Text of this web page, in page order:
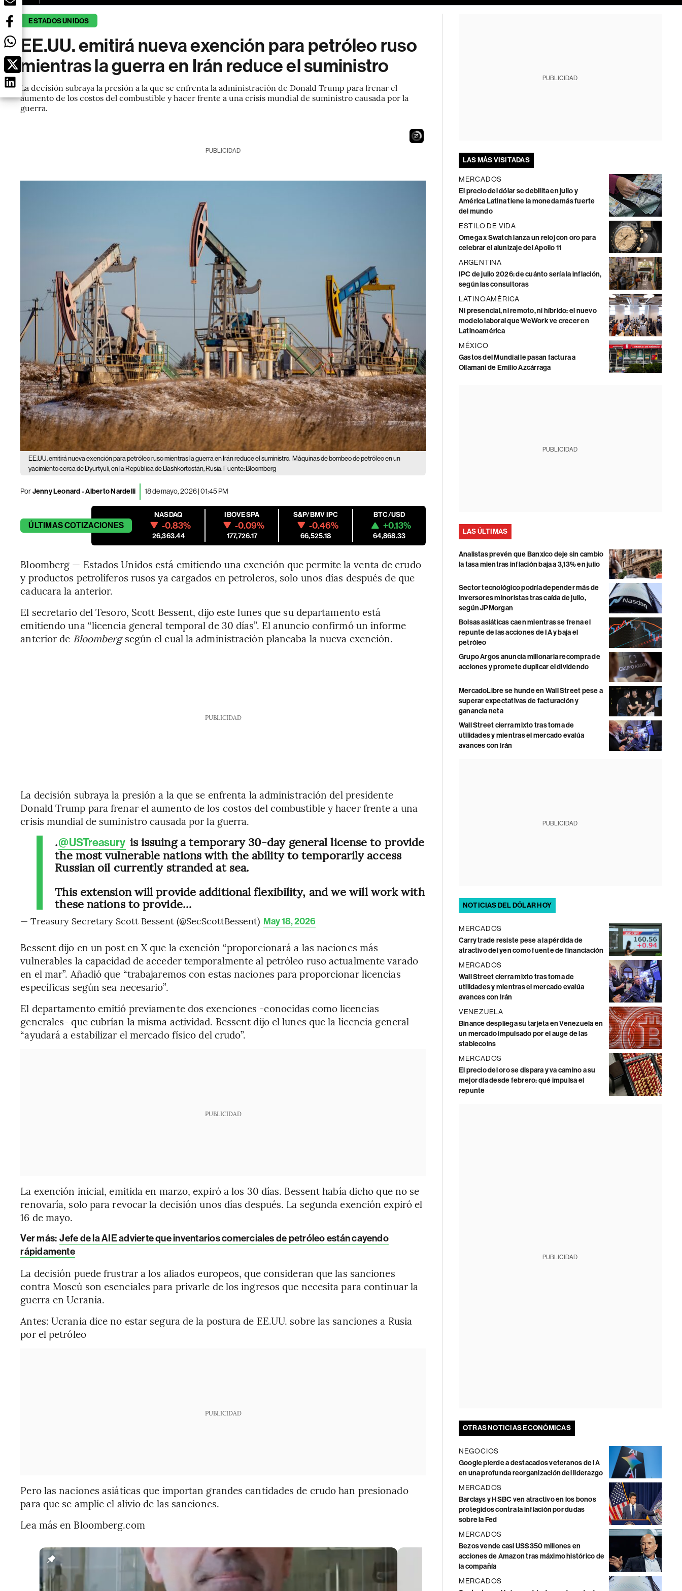
ESTADOS UNIDOS
EE.UU. emitirá nueva exención para petróleo ruso
mientras la guerra en Irán reduce el suministro
La decisión subraya la presión a la que se enfrenta la administración de Donald Trump para frenar el
aumento de los costos del combustible y hacer frente a una crisis mundial de suministro causada por la
guerra.
20
PUBLICIDAD
EE.UU. emitirá nueva exención para petróleo ruso mientras la guerra en Irán reduce el suministro. Máquinas de bombeo de petróleo en un
yacimiento cerca de Dyurtyuli, en la República de Bashkortostán, Rusia. Fuente: Bloomberg
PorJenny Leonard - Alberto Nardelli 18 de mayo, 2026 | 01:45 PM
ÚLTIMASCOTIZACIONES
NASDAQ
-0.83%
26,363.44
IBOVESPA
-0.09%
177,726.17
S&P/BMV IPC
-0.46%
66,525.18
BTC/USD
+0.13%
64,868.33
Bloomberg — Estados Unidos está emitiendo una exención que permite la venta de crudo
y productos petrolíferos rusos ya cargados en petroleros, solo unos días después de que
caducara la anterior.
El secretario del Tesoro, Scott Bessent, dijo este lunes que su departamento está
emitiendo una “licencia general temporal de 30 días”. El anuncio confirmó un informe
anterior de Bloombergsegún el cual la administración planeaba la nueva exención.
PUBLICIDAD
La decisión subraya la presión a la que se enfrenta la administración del presidente
Donald Trump para frenar el aumento de los costos del combustible y hacer frente a una
crisis mundial de suministro causada por la guerra.
.@USTreasury is issuing a temporary 30-day general license to provide
the most vulnerable nations with the ability to temporarily access
Russian oil currently stranded at sea.
This extension will provide additional flexibility, and we will work with
these nations to provide…
— Treasury Secretary Scott Bessent (@SecScottBessent) May 18, 2026
Bessent dijo en un post en X que la exención “proporcionará a las naciones más
vulnerables la capacidad de acceder temporalmente al petróleo ruso actualmente varado
en el mar”. Añadió que “trabajaremos con estas naciones para proporcionar licencias
específicas según sea necesario”.
El departamento emitió previamente dos exenciones -conocidas como licencias
generales- que cubrían la misma actividad. Bessent dijo el lunes que la licencia general
“ayudará a estabilizar el mercado físico del crudo”.
PUBLICIDAD
La exención inicial, emitida en marzo, expiró a los 30 días. Bessent había dicho que no se
renovaría, solo para revocar la decisión unos días después. La segunda exención expiró el
16 de mayo.
Ver más: Jefe de la AIE advierte que inventarios comerciales de petróleo están cayendo
rápidamente
La decisión puede frustrar a los aliados europeos, que consideran que las sanciones
contra Moscú son esenciales para privarle de los ingresos que necesita para continuar la
guerra en Ucrania.
Antes: Ucrania dice no estar segura de la postura de EE.UU. sobre las sanciones a Rusia
por el petróleo
PUBLICIDAD
Pero las naciones asiáticas que importan grandes cantidades de crudo han presionado
para que se amplíe el alivio de las sanciones.
Lea más en Bloomberg.com
PUBLICIDAD
LAS MÁS VISITADAS
MERCADOS
El precio del dólar se debilita en julio y
América Latina tiene la moneda más fuerte
del mundo
ESTILO DE VIDA
Omega x Swatch lanza un reloj con oro para
celebrar el alunizaje del Apollo 11
ARGENTINA
IPC de julio 2026: de cuánto sería la inflación,
según las consultoras
LATINOAMÉRICA
Ni presencial, ni remoto, ni híbrido: el nuevo
modelo laboral que WeWork ve crecer en
Latinoamérica
MÉXICO
Gastos del Mundial le pasan factura a
Ollamani de Emilio Azcárraga
PUBLICIDAD
LAS ÚLTIMAS
Analistas prevén que Banxico deje sin cambio
la tasa mientras inflación baja a 3,13% en julio
Sector tecnológico podría depender más de
inversores minoristas tras caída de julio,
según JPMorgan
Bolsas asiáticas caen mientras se frena el
repunte de las acciones de IA y baja el
petróleo
Grupo Argos anuncia millonaria recompra de
acciones y promete duplicar el dividendo
MercadoLibre se hunde en Wall Street pese a
superar expectativas de facturación y
ganancia neta
Wall Street cierra mixto tras toma de
utilidades y mientras el mercado evalúa
avances con Irán
PUBLICIDAD
NOTICIAS DEL DÓLAR HOY
MERCADOS
Carry trade resiste pese a la pérdida de
atractivo del yen como fuente de financiación
MERCADOS
Wall Street cierra mixto tras toma de
utilidades y mientras el mercado evalúa
avances con Irán
VENEZUELA
Binance despliega su tarjeta en Venezuela en
un mercado impulsado por el auge de las
stablecoins
MERCADOS
El precio del oro se dispara y va camino a su
mejor día desde febrero: qué impulsa el
repunte
PUBLICIDAD
OTRAS NOTICIAS ECONÓMICAS
NEGOCIOS
Google pierde a destacados veteranos de IA
en una profunda reorganización del liderazgo
MERCADOS
Barclays y HSBC ven atractivo en los bonos
protegidos contra la inflación por dudas
sobre la Fed
MERCADOS
Bezos vende casi US$350 millones en
acciones de Amazon tras máximo histórico de
la compañía
MERCADOS